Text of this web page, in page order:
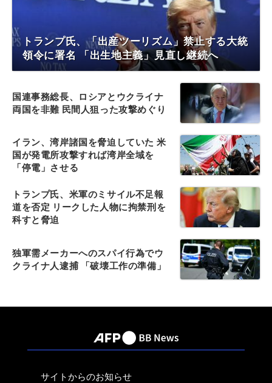
トランプ氏、「出産ツーリズム」禁止する大統
領令に署名 「出生地主義」見直し継続へ
国連事務総長、ロシアとウクライナ
両国を非難 民間人狙った攻撃めぐり
イラン、湾岸諸国を脅迫していた 米
国が発電所攻撃すれば湾岸全域を
「停電」させる
トランプ氏、米軍のミサイル不足報
道を否定 リークした人物に拘禁刑を
科すと脅迫
独軍需メーカーへのスパイ行為でウ
クライナ人逮捕 「破壊工作の準備」
サイトからのお知らせ